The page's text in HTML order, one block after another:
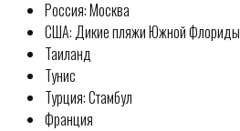
Россия: Москва
США: Дикие пляжи Южной Флориды
Таиланд
Тунис
Турция: Стамбул
Франция